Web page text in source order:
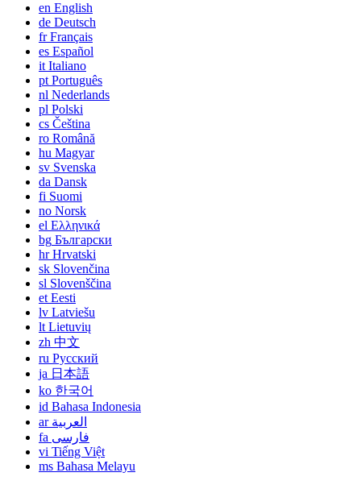
en English
de Deutsch
frFrançais
es Español
it Italiano
pt Português
nl Nederlands
pl Polski
cs Čeština
ro Română
hu Magyar
sv Svenska
da Dansk
fi Suomi
no Norsk
el Ελληνικά
bg Български
hrHrvatski
sk Slovenčina
sl Slovenščina
et Eesti
lv Latviešu
lt Lietuvių
zh 中文
ru Русский
ja 日本語
ko 한국어
id Bahasa Indonesia
ar العربية
fa فارسی
vi Tiếng Việt
ms Bahasa Melayu